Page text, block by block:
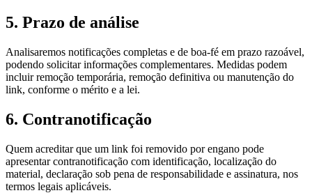
5. Prazo de análise
Analisaremos notificações completas e de boa-fé em prazo razoável,
podendo solicitar informações complementares. Medidas podem
incluir remoção temporária, remoção definitiva ou manutenção do
link, conforme o mérito e a lei.
6. Contranotificação
Quem acreditar que um link foi removido por engano pode
apresentar contranotificação com identificação, localização do
material, declaração sob pena de responsabilidade e assinatura, nos
termos legais aplicáveis.